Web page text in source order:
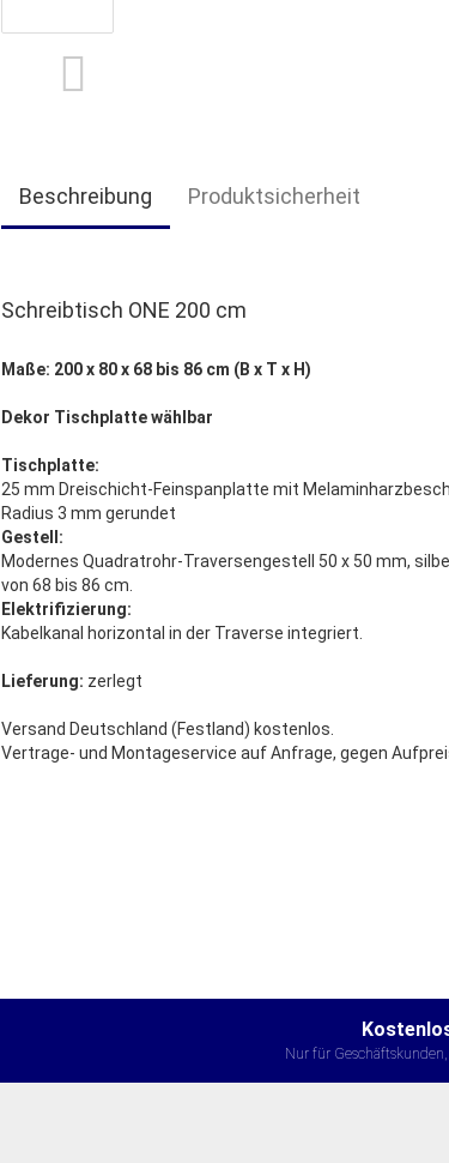
Beschreibung Produktsicherheit
Schreibtisch ONE 200 cm
Maße: 200 x 80 x 68 bis 86 cm (B x T x H)
Dekor Tischplatte wählbar
Tischplatte:
25 mm Dreischicht-Feinspanplatte mit
Radius 3 mm gerundet
Gestell:
Modernes Quadratrohr-Traversengestell 50 x 50 mm,
von 68 bis 86 cm.
Elektrifizierung:
Kabelkanal horizontal in der Traverse integriert.
Lieferung: zerlegt
Versand Deutschland (Festland) kostenlos.
Vertrage- und Montageservice auf Anfrage, gegen
Nur für